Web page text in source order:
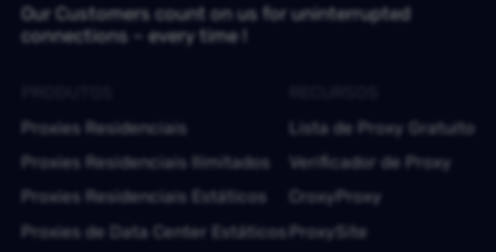
Our Customers count on us for uninterrupted
connections – every time !
Proxies Residenciais
Proxies Residenciais Ilimitados
Proxies Residenciais Estáticos
Proxies de Data Center Estáticos
Lista de Proxy Gratuito
Verificador de Proxy
CroxyProxy
ProxySite